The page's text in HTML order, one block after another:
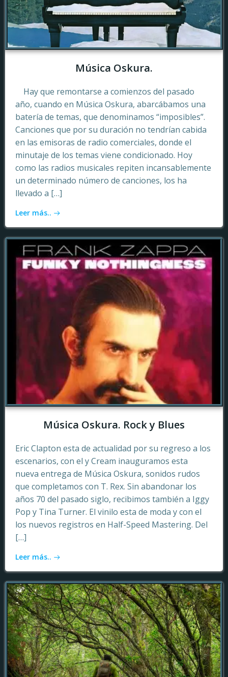
Música Oskura.
Hay que remontarse a comienzos del pasado
año, cuando en Música Oskura, abarcábamos una
batería de temas, que denominamos “imposibles”.
Canciones que por su duración no tendrían cabida
en las emisoras de radio comerciales, donde el
minutaje de los temas viene condicionado. Hoy
como las radios musicales repiten incansablemente
un determinado número de canciones, los ha
llevado a […]
Leer más..
Música Oskura. Rock y Blues
Eric Clapton esta de actualidad por su regreso a los
escenarios, con el y Cream inauguramos esta
nueva entrega de Música Oskura, sonidos rudos
que completamos con T. Rex. Sin abandonar los
años 70 del pasado siglo, recibimos también a Iggy
Pop y Tina Turner. El vinilo esta de moda y con el
los nuevos registros en Half-Speed Mastering. Del
[…]
Leer más..